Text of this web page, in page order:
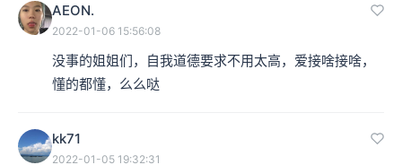
AEON.
2022-01-06 15:56:08
没事的姐姐们，自我道德要求不用太高，爱接啥接啥，
懂的都懂，么么哒
kk71
2022-01-05 19:32:31